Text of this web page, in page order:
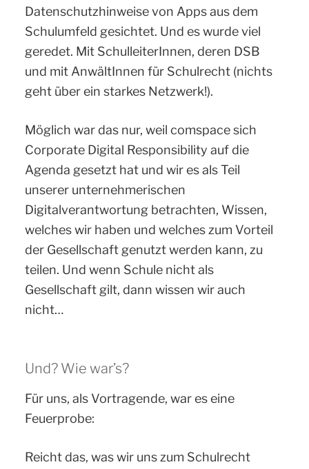
Datenschutzhinweise von Apps aus dem
Schulumfeld gesichtet. Und es wurde viel
geredet. Mit SchulleiterInnen, deren DSB
und mit AnwältInnen für Schulrecht (nichts
geht über ein starkes Netzwerk!).
Möglich war das nur, weil comspace sich
Corporate Digital Responsibility auf die
Agenda gesetzt hat und wir es als Teil
unserer unternehmerischen
Digitalverantwortung betrachten, Wissen,
welches wir haben und welches zum Vorteil
der Gesellschaft genutzt werden kann, zu
teilen. Und wenn Schule nicht als
Gesellschaft gilt, dann wissen wir auch
nicht…
Und? Wie war’s?
Für uns, als Vortragende, war es eine
Feuerprobe:
Reicht das, was wir uns zum Schulrecht